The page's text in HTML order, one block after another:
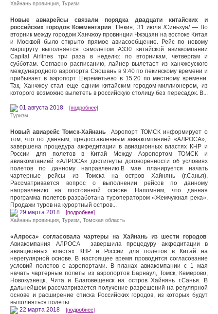
Хайнань провинция Туризм
Новые авиарейсы связали порядка двадцати китайских и
российских городов Комментарии Пекин, 31 июля /Синьхуа/ — Во
вторник между городом Ханчжоу провинции Чжэцзян на востоке Китая
и Москвой было открыто прямое авиасообщение. Рейс по новому
маршруту выполняется самолетом А330 китайской авиакомпании
Capital Airlines три раза в неделю: по вторникам, четвергам и
субботам. Согласно расписанию, лайнер вылетает из ханчжоуского
международного аэропорта Сяошань в 9:40 по пекинскому времени и
прибывает в аэропорт Шереметьево в 15:20 по местному времени.
Так, Ханчжоу стал еще одним китайским городом-миллионером, из
которого возможно вылететь в российскую столицу без пересадок. В...
01 августа 2018 [подробнее]
Туризм
Новый авиарейс Томск-Хайнань Аэропорт ТОМСК информирует о
том, что по данным, предоставленным авиакомпанией «АЛРОСА»,
завершена процедура аккредитации в авиационных властях КНР и
России для полетов в Китай Между Аэропортом ТОМСК и
авиакомпанией «АЛРОСА» достигнуты договоренности об условиях
полетов по данному направлению.В мае планируется начать
чартерные рейсы из Томска на остров Хайнянь (г.Санья).
Рассматривается вопрос о выполнении рейсов по данному
направлению на постоянной основе. Напомним, что данная
программа полетов разработана туроператором «Жемчужная река».
Продажи туров на курортный остров...
29 марта 2018 [подробнее]
Хайнань провинция Туризм Томская область
«Алроса» согласовала чартеры на Хайнань из шести городов
Авиакомпания АЛРОСА завершила процедуру аккредитации в
авиационных властях КНР и России для полетов в Китай на
нерегулярной основе. В настоящее время проводится согласование
условий полетов с аэропортами. В планах авиакомпании с 1 мая
начать чартерные полеты из аэропортов Барнаул, Томск, Кемерово,
Новокузнецк, Чита и Благовещенск на остров Хайнянь г.Санья. В
дальнейшем рассматривается получение разрешений на регулярной
основе и расширение списка Российских городов, из которых будут
выполняться полеты.
22 марта 2018 [подробнее]